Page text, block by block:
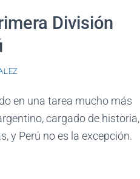
División
en una tarea mucho más
cargado de historia,
y Perú no es la excepción.